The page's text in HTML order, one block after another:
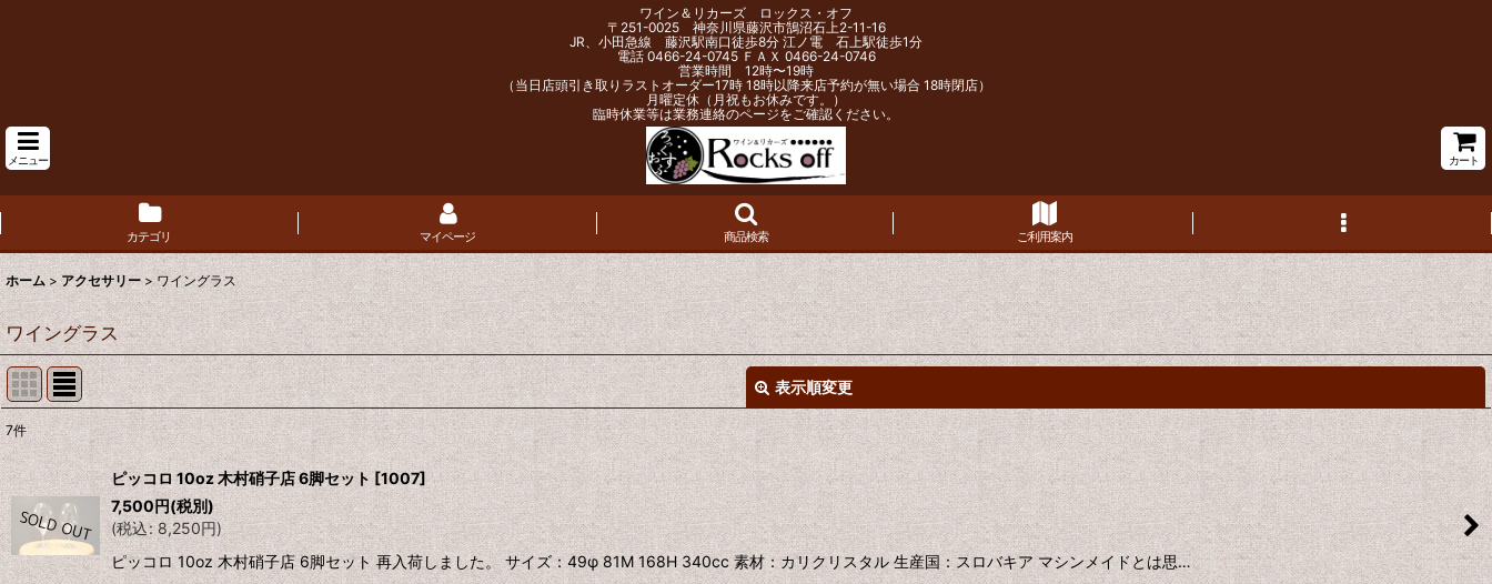
ワイン＆リカーズ ロックス・オフ
〒251-0025 神奈川県藤沢市鵠沼石上2-11-16
JR、小田急線 藤沢駅南口徒歩8分 江ノ電 石上駅徒歩1分
電話 0466-24-0745 ＦＡＸ 0466-24-0746
営業時間 12時〜19時
（当日店頭引き取りラストオーダー17時 18時以降来店予約が無い場合 18時閉店）
月曜定休（月祝もお休みです。）
臨時休業等は業務連絡のページをご確認ください。
メニュー カート
カテゴリ マイページ 商品検索 ご利用案内
ホーム > アクセサリー > ワイングラス
ワイングラス
表示順変更
表示数 :
並び順
絞り込む
7件
ピッコロ 10oz 木村硝子店 6脚セット [1007]
7,500円(税別)
(税込: 8,250円)
ピッコロ 10oz 木村硝子店 6脚セット 再入荷しました。 サイズ：49φ 81M 168H 340cc 素材：カリクリスタル 生産国：スロバキア マシンメイドとは思…